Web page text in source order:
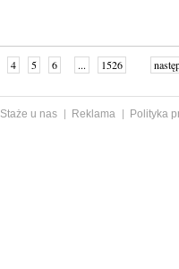
4 5 6 ... 1526
Staże u nas Reklama
Polityka